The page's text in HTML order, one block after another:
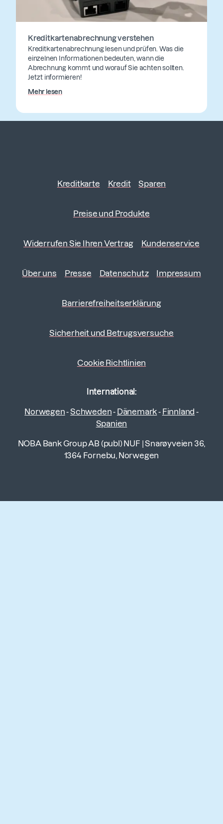
Kreditkartenabrechnung verstehen
Kreditkartenabrechnung lesen und prüfen. Was die
einzelnen Informationen bedeuten, wann die
Abrechnung kommt und worauf Sie achten sollten.
Jetzt informieren!
Mehr lesen
Kreditkarte Kredit Sparen
Preise und Produkte
Widerrufen Sie Ihren Vertrag Kundenservice
Über uns Presse Datenschutz Impressum
Barrierefreiheitserklärung
Sicherheit und Betrugsversuche
Cookie Richtlinien
International:
Norwegen-Schweden- Dänemark- Finnland -
Spanien
NOBA Bank Group AB (publ) NUF |Snarøyveien 36,
1364 Fornebu, Norwegen